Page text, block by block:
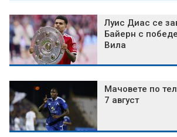
Луис Диас се
Байерн с
Вила
Мачовете по
7 август